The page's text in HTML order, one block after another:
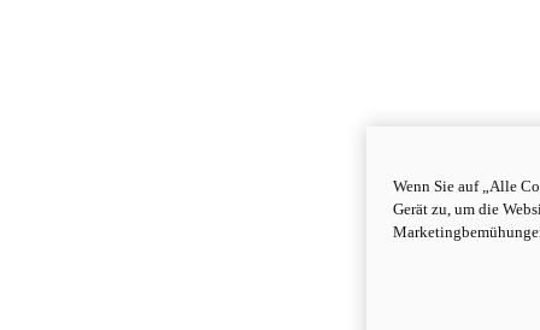
Wenn Sie auf „Alle
Gerät zu, um die